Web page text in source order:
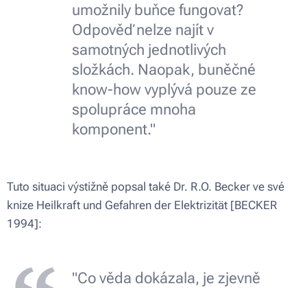
umožnily buňce fungovat?
Odpověď nelze najít v
samotných jednotlivých
složkách. Naopak, buněčné
know-how vyplývá pouze ze
spolupráce mnoha
komponent."
Tuto situaci výstižně popsal také Dr. R.O. Becker ve své
knize Heilkraft und Gefahren der Elektrizität [BECKER
1994]:
"Co věda dokázala, je zjevně